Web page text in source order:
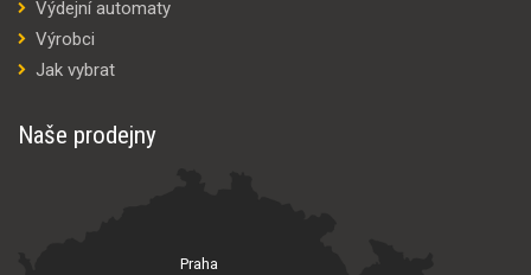
Výdejní automaty
Výrobci
Jak vybrat
Naše prodejny
Praha